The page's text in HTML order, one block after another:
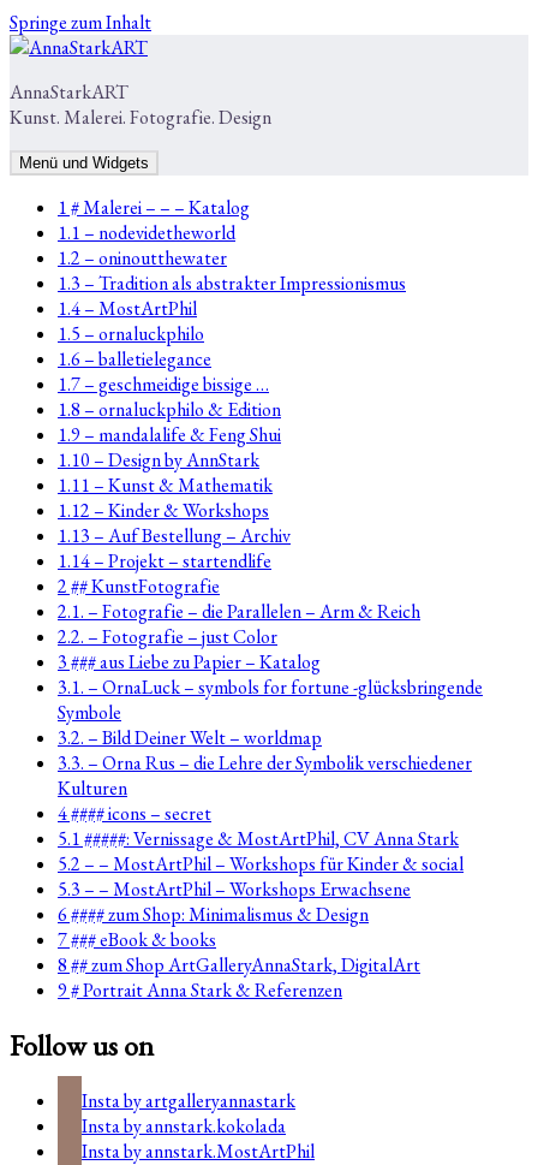
Springe zum Inhalt
AnnaStarkART
Kunst. Malerei. Fotografie. Design
Menü und Widgets
1 # Malerei – – – Katalog
1.1 – nodevidetheworld
1.2 – oninoutthewater
1.3 – Tradition als abstrakter Impressionismus
1.4 – MostArtPhil
1.5 – ornaluckphilo
1.6 – balletielegance
1.7 – geschmeidige bissige …
1.8 – ornaluckphilo & Edition
1.9 – mandalalife & Feng Shui
1.10 – Design by AnnStark
1.11 – Kunst & Mathematik
1.12 – Kinder & Workshops
1.13 – Auf Bestellung – Archiv
1.14 – Projekt – startendlife
2 ## KunstFotografie
2.1. – Fotografie – die Parallelen – Arm & Reich
2.2. – Fotografie – just Color
3 ### aus Liebe zu Papier – Katalog
3.1. – OrnaLuck – symbols for fortune -glücksbringende
Symbole
3.2. – Bild Deiner Welt – worldmap
3.3. – Orna Rus – die Lehre der Symbolik verschiedener
Kulturen
4 #### icons – secret
5.1 #####: Vernissage & MostArtPhil, CV Anna Stark
5.2 – – MostArtPhil – Workshops für Kinder & social
5.3 – – MostArtPhil – Workshops Erwachsene
6 #### zum Shop: Minimalismus & Design
7 ### eBook & books
8 ## zum Shop ArtGalleryAnnaStark, DigitalArt
9 # Portrait Anna Stark & Referenzen
Follow us on
Insta by artgalleryannastark
Insta by annstark.kokolada
Insta by annstark.MostArtPhil